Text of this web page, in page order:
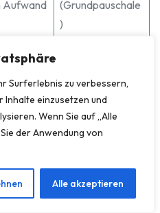
Surferlebnis zu verbessern,
einzusetzen und
Wenn Sie auf „Alle
der Anwendung von
Alle akzeptieren
Aufwand
(Grundpauschale
)
sind. Für ein
Situation zugeschnitten ist,
Heizungspumpe
detailliert klären.
Ihre